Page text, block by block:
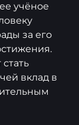
учёное
за его
вклад в